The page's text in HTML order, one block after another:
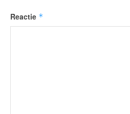
Reactie *